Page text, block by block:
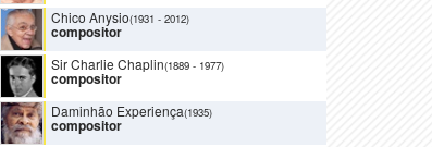
Chico Anysio(1931 - 2012)
compositor
Sir Charlie Chaplin(1889 - 1977)
compositor
Daminhão Experiença(1935)
compositor